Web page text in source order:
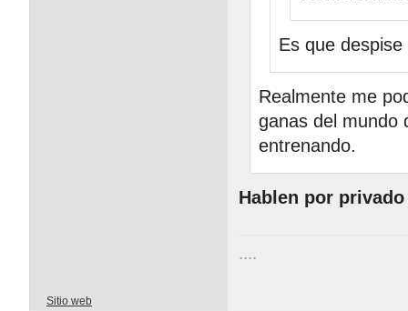
Es que
Realmente me
ganas del mundo
entrenando.
Hablen por
....
Sitio web